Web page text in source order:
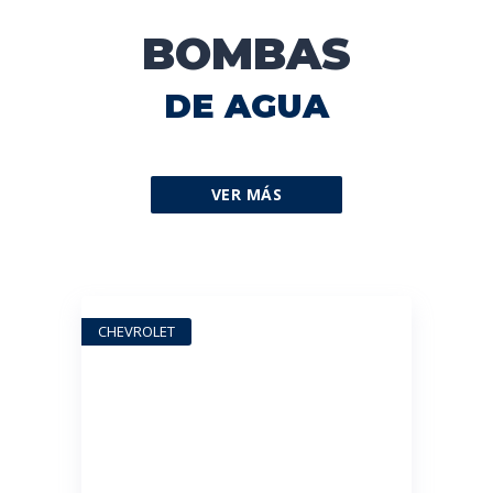
BOMBAS
DE AGUA
VER MÁS
CHEVROLET